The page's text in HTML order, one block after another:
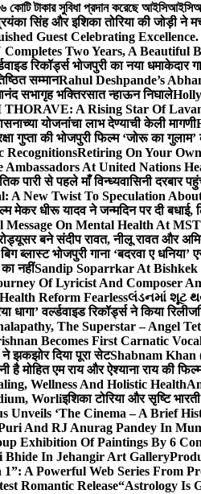
টাকার সুবিধা প্রদান করেছে
सिंह और इशिका तोरिया की जोड़ी ने
Guest Celebrating
Two Years, A Beautiful
रिकॉर्ड्स भोजपुरी का नया
सम्मानRahul Deshpande’s
सभागृह भक्तिरसात न्हाऊन निघाले
A Rising Star Of
योजनांचा लाभ देण्याची केली मागणी
गुप्ता की भोजपुरी फिल्म ‘जोरू का
RecognitionsRetiring On Your
Ambassadors At United Nations
पारी से पहले माँ विन्ध्यवासिनी दरबार
A New Twist To Speculation
मेकर धीरू यादव ने जन्मदिन पर दी बधाई,
Message On Mental Health At
बने संदीप रावत, नीलू रावत और
ब्लास्ट भोजपुरी गाना ‘बदरवा ए
का नहींSandip Soparrkar At
Of Lyricist And Composer
Reform Fearlessલંડનમાં શૂટ
धागा’ वर्ल्डवाइड रिकॉर्ड्स ने किया रिलीज
The Superstar – Angel
Becomes First Carnatic
ने झकझोर दिया पूरा सेटShabnam Khan
है मोहित एम राय और ऐश्याना राय की
Wellness And Holistic Health
Worliइशिका टोरिया और सृष्टि
Unveils ‘The Cinema – A Brief
And RJ Anurag Pandey In
Exhibition Of Paintings By 6
Bhide In Jehangir Art Gallery
1”: A Powerful Web Series
Romantic Release“Astrology Is